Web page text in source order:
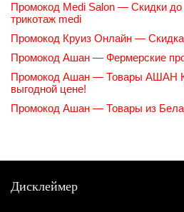
Промокод Medi Salon — Скидки до
трикотаж medi
Промокод Круиз Онлайн — Скидка
Промокод Ашан — Фермерские
Промокод Ашан — Товары АШАН
выгодной цене!
Промокод Ашан — Товары из
Дисклеймер